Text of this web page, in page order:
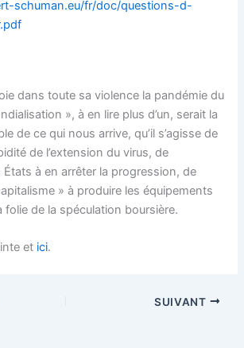
schuman.eu/fr/doc/questions-d-
dans toute sa violence la pandémie du
», à en lire plus d’un, serait la
de ce qui nous arrive, qu’il s’agisse de
de l’extension du virus, de
États à en arrêter la progression, de
» à produire les équipements
folie de la spéculation boursière.
et ici.
SUIVANT